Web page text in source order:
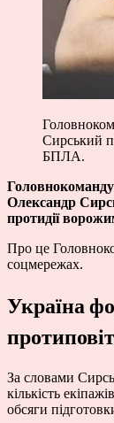
Сирський
БПЛА.
Олександр
протидії
Про це
соцмережах.
Україна
За словами
кількість
обсяги